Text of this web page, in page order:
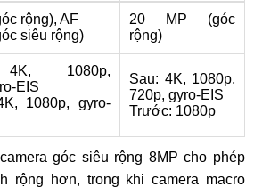
rộng), AF
siêu rộng)
20 MP (góc
rộng)
1080p,
EIS
1080p, gyro-
Sau: 4K, 1080p,
720p, gyro-EIS
Trước: 1080p
góc siêu rộng 8MP cho phép
rộng hơn, trong khi camera macro